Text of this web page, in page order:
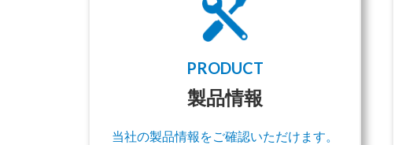
PRODUCT
製品情報
当社の製品情報をご確認いただけます。